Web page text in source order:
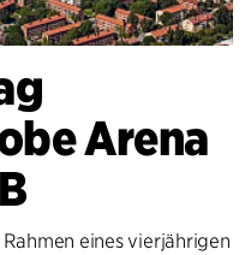
Arena
eines vierjährigen